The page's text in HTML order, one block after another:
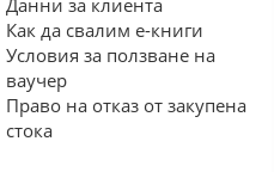
Данни за клиента
Как да свалим е-книги
Условия за ползване на
ваучер
Право на отказ от закупена
стока